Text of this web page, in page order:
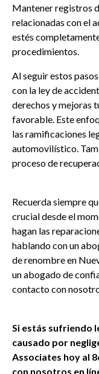
Mantener registros
relacionadas con el
estés
procedimientos.
Al seguir estos
con la ley de
derechos y mejoras
favorable. Este
las ramificaciones
automovilístico.
proceso de
Recuerda siempre
crucial desde el
hagan las
hablando con un
de renombre en
un abogado de
contacto con
Si estás sufriendo
causado por
Associates hoy al
con nosotros en